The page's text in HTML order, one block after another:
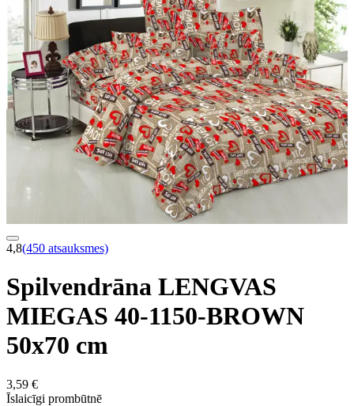
4,8(450 atsauksmes)
Spilvendrāna LENGVAS
MIEGAS 40-1150-BROWN
50x70 cm
3,59 €
Īslaicīgi prombūtnē